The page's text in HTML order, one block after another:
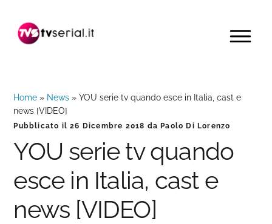
navigazione
contenuto
barra
MENU
Home » News »YOU serie tv quando esce in Italia, cast e
news [VIDEO]
Pubblicato il26 Dicembre 2018 da Paolo Di Lorenzo
YOU serie tv quando
esce in Italia, cast e
news [VIDEO]